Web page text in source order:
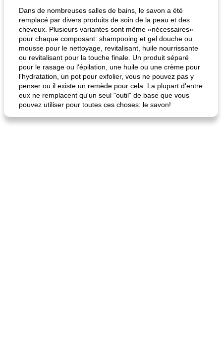
Dans de nombreuses salles de bains, le savon a été
remplacé par divers produits de soin de la peau et des
cheveux. Plusieurs variantes sont même «nécessaires»
pour chaque composant: shampooing et gel douche ou
mousse pour le nettoyage, revitalisant, huile nourrissante
ou revitalisant pour la touche finale. Un produit séparé
pour le rasage ou l'épilation, une huile ou une crème pour
l'hydratation, un pot pour exfolier, vous ne pouvez pas y
penser ou il existe un remède pour cela. La plupart d'entre
eux ne remplacent qu'un seul "outil" de base que vous
pouvez utiliser pour toutes ces choses: le savon!